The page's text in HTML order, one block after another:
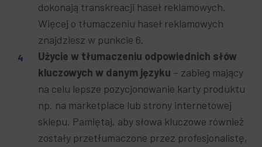
dokonają transkreacji haseł reklamowych.
Więcej o tłumaczeniu haseł reklamowych
znajdziesz w punkcie 6.
Użycie w tłumaczeniu odpowiednich słów
kluczowych w danym języku – zabieg mający
na celu lepsze pozycjonowanie karty produktu
np. na marketplace lub strony internetowej
sklepu. Pamiętaj, aby słowa kluczowe również
zostały przetłumaczone przez profesjonalistę,